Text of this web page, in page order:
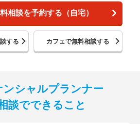
相談を予約する（自宅）
する カフェで無料相談する
ンシャルプランナー
談でできること